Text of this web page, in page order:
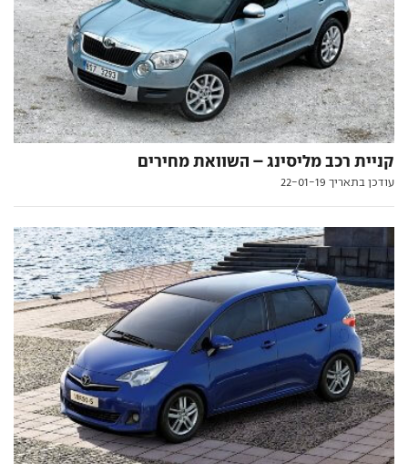
קניית רכב מליסינג – השוואת מחירים
עודכן בתאריך 22-01-19